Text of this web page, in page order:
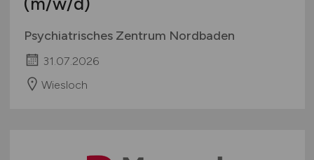
Psychiatrisches Zentrum Nordbaden
31.07.2026
Wiesloch